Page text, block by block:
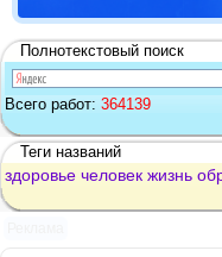
Полнотекстовый поиск
Всего работ: 364139
Теги названий
здоровье человек жизнь